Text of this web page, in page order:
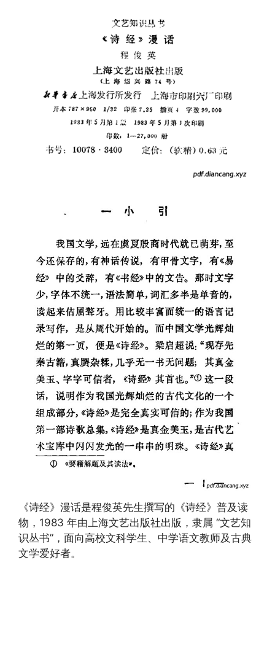
《诗经》漫话是程俊英先生撰写的《诗经》普及读
物，1983 年由上海文艺出版社出版，隶属 “文艺知
识丛书”，面向高校文科学生、中学语文教师及古典
文学爱好者。